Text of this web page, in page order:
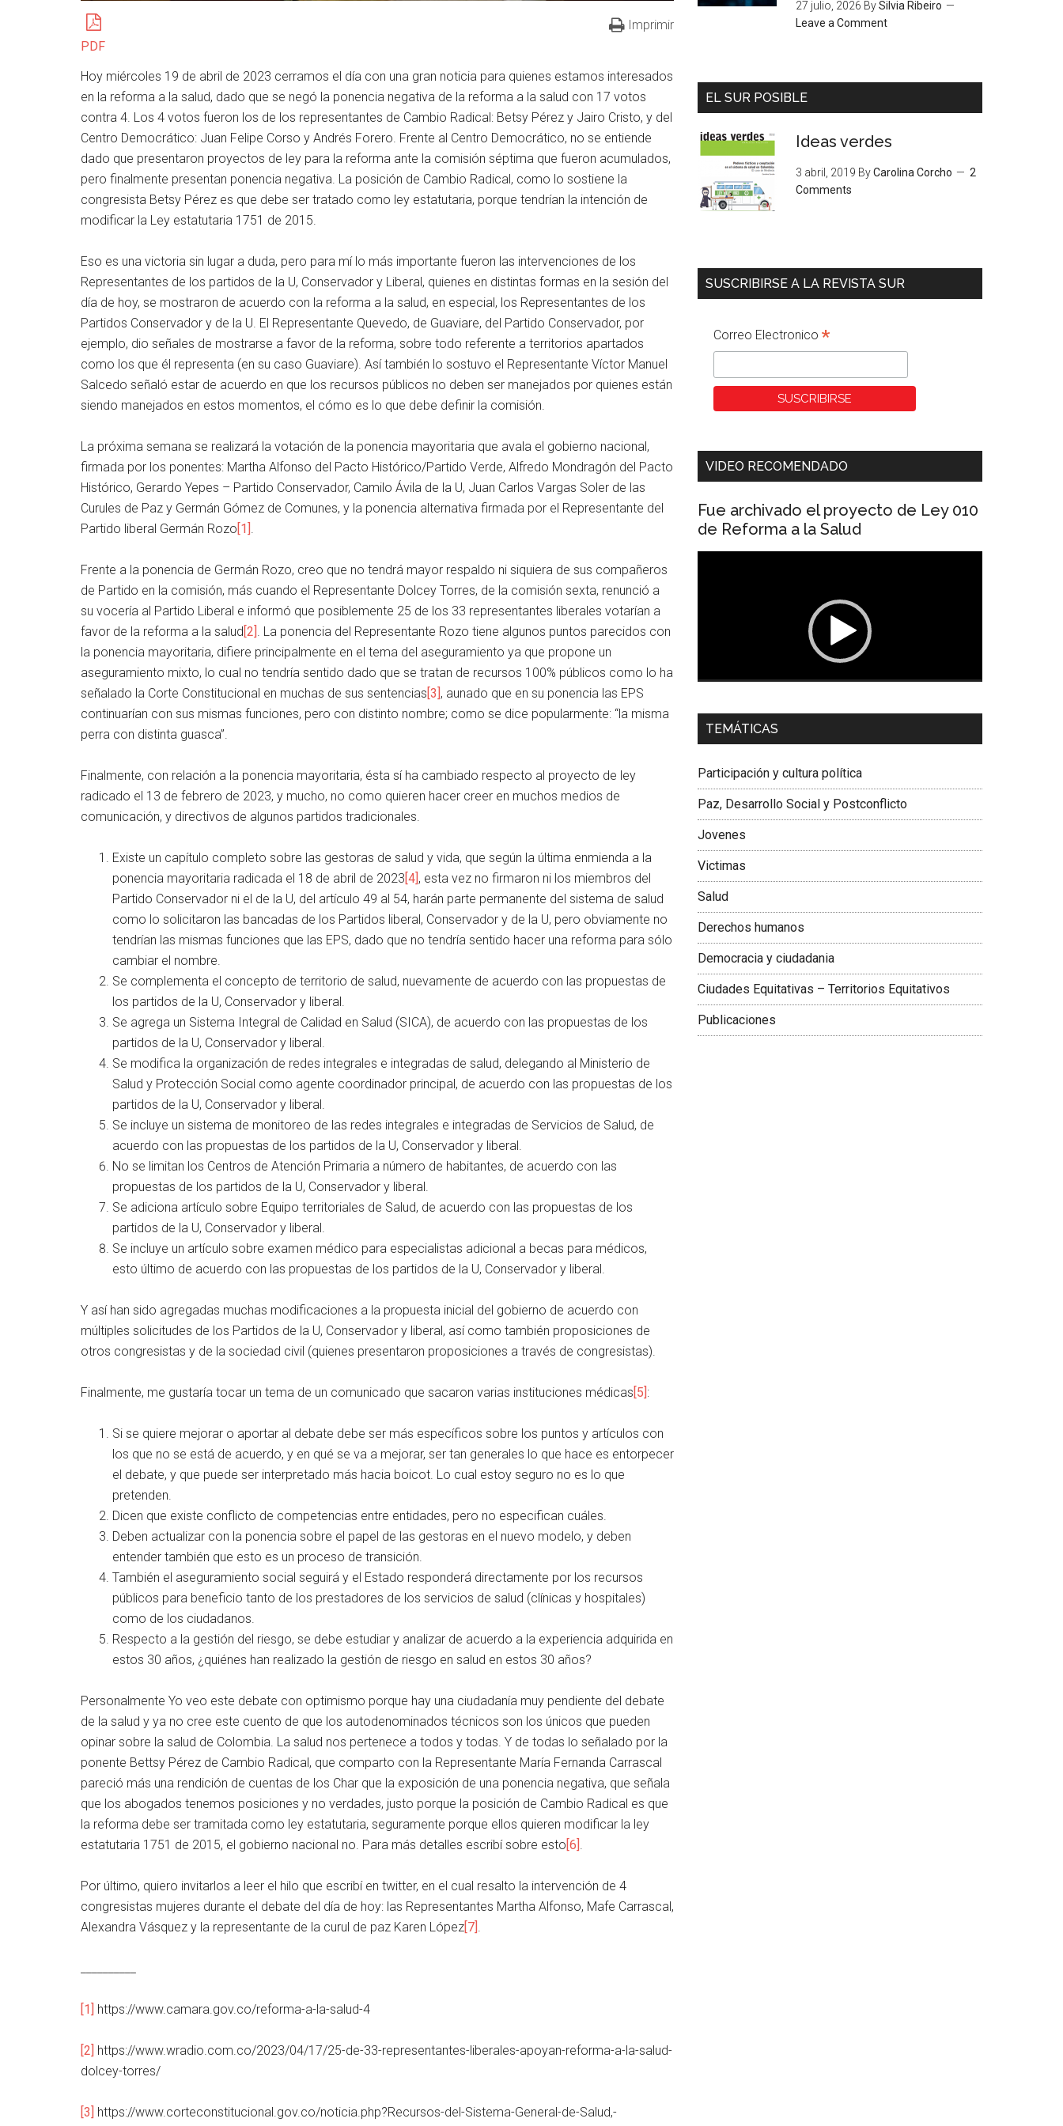
PDF
Imprimir
Hoy miércoles 19 de abril de 2023 cerramos el día con una gran noticia para quienes estamos interesados
en la reforma a la salud, dado que se negó la ponencia negativa de la reforma a la salud con 17 votos
contra 4. Los 4 votos fueron los de los representantes de Cambio Radical: Betsy Pérez y Jairo Cristo, y del
Centro Democrático: Juan Felipe Corso y Andrés Forero. Frente al Centro Democrático, no se entiende
dado que presentaron proyectos de ley para la reforma ante la comisión séptima que fueron acumulados,
pero finalmente presentan ponencia negativa. La posición de Cambio Radical, como lo sostiene la
congresista Betsy Pérez es que debe ser tratado como ley estatutaria, porque tendrían la intención de
modificar la Ley estatutaria 1751 de 2015.
Eso es una victoria sin lugar a duda, pero para mí lo más importante fueron las intervenciones de los
Representantes de los partidos de la U, Conservador y Liberal, quienes en distintas formas en la sesión del
día de hoy, se mostraron de acuerdo con la reforma a la salud, en especial, los Representantes de los
Partidos Conservador y de la U. El Representante Quevedo, de Guaviare, del Partido Conservador, por
ejemplo, dio señales de mostrarse a favor de la reforma, sobre todo referente a territorios apartados
como los que él representa (en su caso Guaviare). Así también lo sostuvo el Representante Víctor Manuel
Salcedo señaló estar de acuerdo en que los recursos públicos no deben ser manejados por quienes están
siendo manejados en estos momentos, el cómo es lo que debe definir la comisión.
La próxima semana se realizará la votación de la ponencia mayoritaria que avala el gobierno nacional,
firmada por los ponentes: Martha Alfonso del Pacto Histórico/Partido Verde, Alfredo Mondragón del Pacto
Histórico, Gerardo Yepes – Partido Conservador, Camilo Ávila de la U, Juan Carlos Vargas Soler de las
Curules de Paz y Germán Gómez de Comunes, y la ponencia alternativa firmada por el Representante del
Partido liberal Germán Rozo[1]
Frente a la ponencia de Germán Rozo, creo que no tendrá mayor respaldo ni siquiera de sus compañeros
de Partido en la comisión, más cuando el Representante Dolcey Torres, de la comisión sexta, renunció a
su vocería al Partido Liberal e informó que posiblemente 25 de los 33 representantes liberales votarían a
favor de la reforma a la salud[2] . La ponencia del Representante Rozo tiene algunos puntos parecidos con
la ponencia mayoritaria, difiere principalmente en el tema del aseguramiento ya que propone un
aseguramiento mixto, lo cual no tendría sentido dado que se tratan de recursos 100% públicos como lo ha
señalado la Corte Constitucional en muchas de sus sentencias[3], aunado que en su ponencia las EPS
continuarían con sus mismas funciones, pero con distinto nombre; como se dice popularmente: “la misma
perra con distinta guasca”.
Finalmente, con relación a la ponencia mayoritaria, ésta sí ha cambiado respecto al proyecto de ley
radicado el 13 de febrero de 2023, y mucho, no como quieren hacer creer en muchos medios de
comunicación, y directivos de algunos partidos tradicionales.
Existe un capítulo completo sobre las gestoras de salud y vida, que según la última enmienda a la
ponencia mayoritaria radicada el 18 de abril de 2023[4], esta vez no firmaron ni los miembros del
Partido Conservador ni el de la U, del artículo 49 al 54, harán parte permanente del sistema de salud
como lo solicitaron las bancadas de los Partidos liberal, Conservador y de la U, pero obviamente no
tendrían las mismas funciones que las EPS, dado que no tendría sentido hacer una reforma para sólo
cambiar el nombre.
Se complementa el concepto de territorio de salud, nuevamente de acuerdo con las propuestas de
los partidos de la U, Conservador y liberal.
Se agrega un Sistema Integral de Calidad en Salud (SICA), de acuerdo con las propuestas de los
partidos de la U, Conservador y liberal.
Se modifica la organización de redes integrales e integradas de salud, delegando al Ministerio de
Salud y Protección Social como agente coordinador principal, de acuerdo con las propuestas de los
partidos de la U, Conservador y liberal.
Se incluye un sistema de monitoreo de las redes integrales e integradas de Servicios de Salud, de
acuerdo con las propuestas de los partidos de la U, Conservador y liberal.
No se limitan los Centros de Atención Primaria a número de habitantes, de acuerdo con las
propuestas de los partidos de la U, Conservador y liberal.
Se adiciona artículo sobre Equipo territoriales de Salud, de acuerdo con las propuestas de los
partidos de la U, Conservador y liberal.
Se incluye un artículo sobre examen médico para especialistas adicional a becas para médicos,
esto último de acuerdo con las propuestas de los partidos de la U, Conservador y liberal.
Y así han sido agregadas muchas modificaciones a la propuesta inicial del gobierno de acuerdo con
múltiples solicitudes de los Partidos de la U, Conservador y liberal, así como también proposiciones de
otros congresistas y de la sociedad civil (quienes presentaron proposiciones a través de congresistas).
Finalmente, me gustaría tocar un tema de un comunicado que sacaron varias instituciones médicas[5]:
Si se quiere mejorar o aportar al debate debe ser más específicos sobre los puntos y artículos con
los que no se está de acuerdo, y en qué se va a mejorar, ser tan generales lo que hace es entorpecer
el debate, y que puede ser interpretado más hacia boicot. Lo cual estoy seguro no es lo que
pretenden.
Dicen que existe conflicto de competencias entre entidades, pero no especifican cuáles.
Deben actualizar con la ponencia sobre el papel de las gestoras en el nuevo modelo, y deben
entender también que esto es un proceso de transición.
También el aseguramiento social seguirá y el Estado responderá directamente por los recursos
públicos para beneficio tanto de los prestadores de los servicios de salud (clínicas y hospitales)
como de los ciudadanos.
Respecto a la gestión del riesgo, se debe estudiar y analizar de acuerdo a la experiencia adquirida en
estos 30 años, ¿quiénes han realizado la gestión de riesgo en salud en estos 30 años?
Personalmente Yo veo este debate con optimismo porque hay una ciudadanía muy pendiente del debate
de la salud y ya no cree este cuento de que los autodenominados técnicos son los únicos que pueden
opinar sobre la salud de Colombia. La salud nos pertenece a todos y todas. Y de todas lo señalado por la
ponente Bettsy Pérez de Cambio Radical, que comparto con la Representante María Fernanda Carrascal
pareció más una rendición de cuentas de los Char que la exposición de una ponencia negativa, que señala
que los abogados tenemos posiciones y no verdades, justo porque la posición de Cambio Radical es que
la reforma debe ser tramitada como ley estatutaria, seguramente porque ellos quieren modificar la ley
estatutaria 1751 de 2015, el gobierno nacional no. Para más detalles escribí sobre esto[6]
Por último, quiero invitarlos a leer el hilo que escribí en twitter, en el cual resalto la intervención de 4
congresistas mujeres durante el debate del día de hoy: las Representantes Martha Alfonso, Mafe Carrascal,
Alexandra Vásquez y la representante de la curul de paz Karen López[7]
[1] https://www.camara.gov.co/reforma-a-la-salud-4
[2] https://www.wradio.com.co/2023/04/17/25-de-33-representantes-liberales-apoyan-reforma-a-la-salud-
dolcey-torres/
[3] https://www.corteconstitucional.gov.co/noticia.php?Recursos-del-Sistema-General-de-Salud,-
27 julio, 2026 BySilvia Ribeiro
Leave a Comment
EL SUR POSIBLE
Ideas verdes
3 abril, 2019 ByCarolina Corcho
2
Comments
SUSCRIBIRSE A LA REVISTA SUR
Correo Electronico *
VIDEO RECOMENDADO
Fue archivado el proyecto de Ley 010
de Reforma a la Salud
Dra. Carolina Corcho Mejía,
Latinoamericana Sur, Vicepresidenta Federación
TEMÁTICAS
Participación y cultura política
Paz, Desarrollo Social y Postconflicto
Jovenes
Victimas
Salud
Derechos humanos
Democracia y ciudadania
Ciudades Equitativas – Territorios Equitativos
Publicaciones